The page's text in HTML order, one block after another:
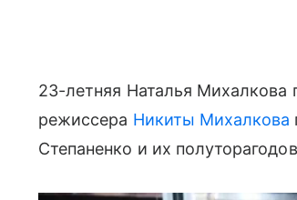
23-летняя Наталья Михалкова
режиссера Никиты Михалкова
Степаненко и их